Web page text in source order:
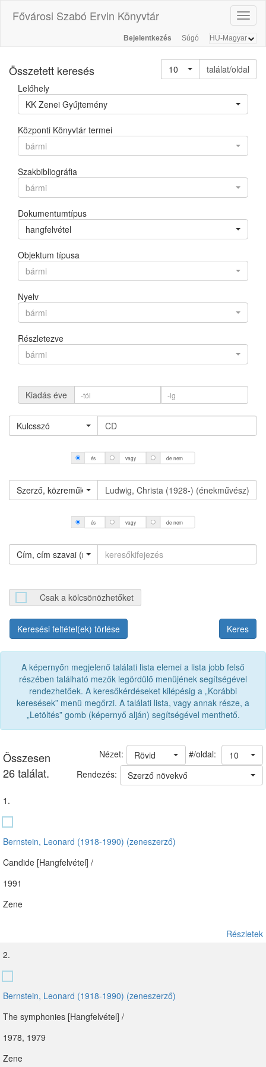
Fővárosi Szabó Ervin Könyvtár
Bejelentkezés Súgó
Összetett keresés 10
találat/oldal
Lelőhely
KK Zenei Gyűjtemény
Központi Könyvtár termei
bármi
Szakbibliográfia
bármi
Dokumentumtípus
hangfelvétel
Objektum típusa
bármi
Nyelv
bármi
Részletezve
bármi
Kiadás éve
Kulcsszó
és vagy de nem
Szerző, közreműködő (névváltozat nélkül)
és vagy de nem
Cím, cím szavai (névváltozat nélkül)
Csak a kölcsönözhetőket
Keresési feltétel(ek) törlése
A képernyőn megjelenő találati lista elemei a lista jobb felső
részében található mezők legördülő menüjének segítségével
rendezhetőek. A keresőkérdéseket kilépésig a „Korábbi
keresések” menü megőrzi. A találati lista, vagy annak része, a
„Letöltés” gomb (képernyő alján) segítségével menthető.
Összesen
26 találat.
#/oldal: 10
Rövid
Nézet:
Rendezés:
Szerző növekvő
1.
Bernstein, Leonard (1918-1990) (zeneszerző)
Candide [Hangfelvétel] /
1991
Zene
Részletek
2.
Bernstein, Leonard (1918-1990) (zeneszerző)
The symphonies [Hangfelvétel] /
1978, 1979
Zene